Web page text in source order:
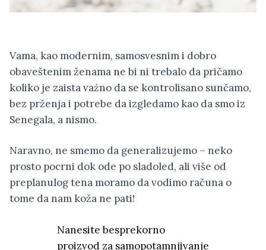
Vama, kao modernim, samosvesnim i dobro
obaveštenim ženama ne bi ni trebalo da pričamo
koliko je zaista vażno da se kontrolisano sunčamo,
bez prženja i potrebe da izgledamo kao da smo iz
Senegala, a nismo.
Naravno, ne smemo da generalizujemo – neko
prosto pocrni dok ode po sladoled, ali više od
preplanulog tena moramo da vodimo računa o
tome da nam koža ne pati!
Nanesite besprekorno
proizvod za samopotamnjivanje